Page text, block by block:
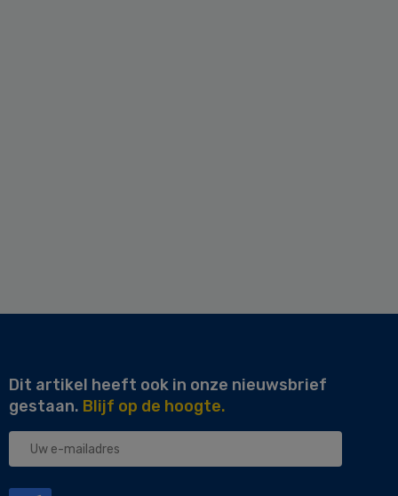
Dit artikel heeft ook in onze nieuwsbrief
gestaan. Blijf op de hoogte.
Uw